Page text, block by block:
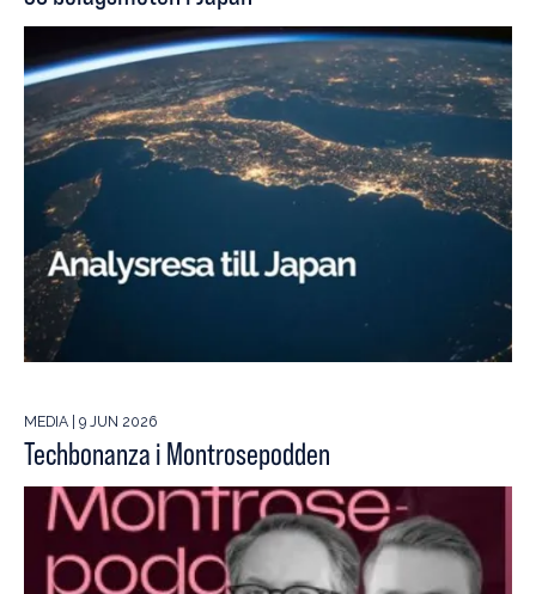
MEDIA | 9 JUN 2026
Techbonanza i Montrosepodden